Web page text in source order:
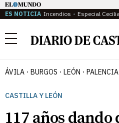
ES NOTICIA Incendios Especial
Menú
ÁVILA BURGOS LEÓN PALENCIA
CASTILLA Y LEÓN
117 años dando